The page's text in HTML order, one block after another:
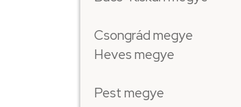
Csongrád megye
Heves megye
Pest megye